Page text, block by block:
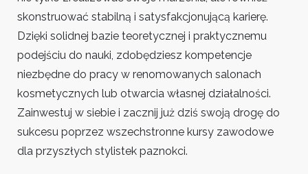
skonstruować stabilną i satysfakcjonującą karierę.
Dzięki solidnej bazie teoretycznej i praktycznemu
podejściu do nauki, zdobędziesz kompetencje
niezbędne do pracy w renomowanych salonach
kosmetycznych lub otwarcia własnej działalności.
Zainwestuj w siebie i zacznij już dziś swoją drogę do
sukcesu poprzez wszechstronne kursy zawodowe
dla przyszłych stylistek paznokci.